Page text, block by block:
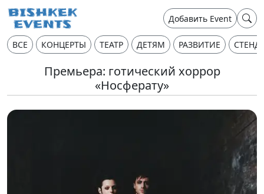
Добавить Event
ВСЕ КОНЦЕРТЫ ТЕАТР ДЕТЯМ РАЗВИТИЕ
Премьера: готический хоррор
«Носферату»